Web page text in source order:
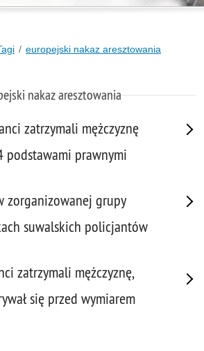
europejski nakaz aresztowania
nakaz aresztowania
zatrzymali mężczyznę
podstawami prawnymi
zorganizowanej grupy
suwalskich policjantów
zatrzymali mężczyznę,
się przed wymiarem